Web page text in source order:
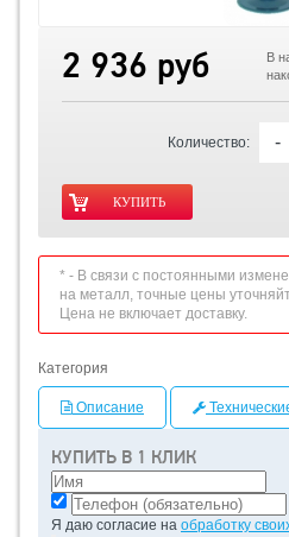
КУПИТЬ В 1 КЛИК
Я даю согласие на обработку
2 936 руб
В
Количество: -
* - В связи с постоянными
на металл, точные цены
Цена не включает доставку.
Категория
Описание